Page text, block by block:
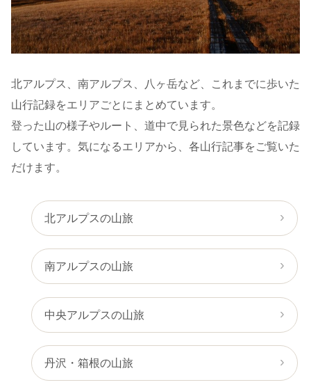
北アルプス、南アルプス、八ヶ岳など、これまでに歩いた
山行記録をエリアごとにまとめています。
登った山の様子やルート、道中で見られた景色などを記録
しています。気になるエリアから、各山行記事をご覧いた
だけます。
北アルプスの山旅
南アルプスの山旅
中央アルプスの山旅
丹沢・箱根の山旅